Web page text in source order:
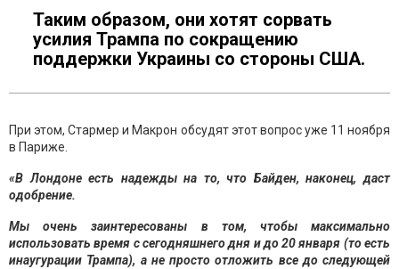
Таким образом, они хотят сорвать
усилия Трампа по сокращению
поддержки Украины со стороны США.
При этом, Стармер и Макрон обсудят этот вопрос уже 11 ноября
в Париже.
«В Лондоне есть надежды на то, что Байден, наконец, даст
одобрение.
Мы очень заинтересованы в том, чтобы максимально
использовать время с сегодняшнего дня и до 20 января (то есть
инаугурации Трампа), а не просто отложить все до следующей